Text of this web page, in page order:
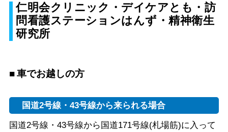
仁明会クリニック・デイケアとも・訪
問看護ステーションはんず・精神衛生
研究所
車でお越しの方
国道2号線・43号線から来られる場合
国道2号線・43号線から国道171号線(札場筋)に入って